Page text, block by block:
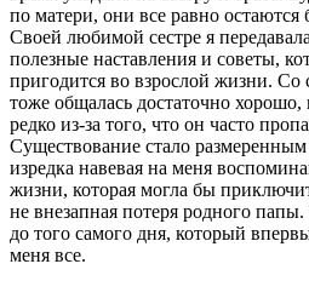
по матери, они все равно
Своей любимой сестре я
полезные наставления и советы,
пригодится во взрослой жизни.
тоже общалась достаточно
редко из-за того, что он часто
Существование стало
изредка навевая на меня
жизни, которая могла бы
не внезапная потеря родного
до того самого дня, который
меня все.